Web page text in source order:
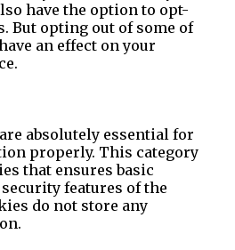
have the option to opt-
But opting out of some of
an effect on your
absolutely essential for
properly. This category
that ensures basic
features of the
do not store any